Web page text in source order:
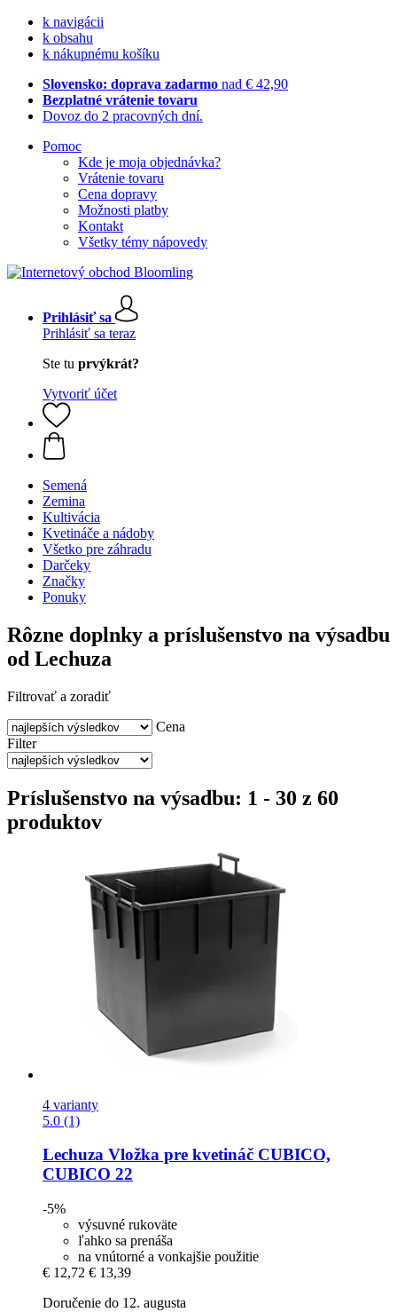
k navigácii
k obsahu
k nákupnému košíku
Slovensko: doprava zadarmo nad € 42,90
Bezplatné vrátenie tovaru
Dovoz do 2 pracovných dní.
Pomoc
Kde je moja objednávka?
Vrátenie tovaru
Cena dopravy
Možnosti platby
Kontakt
Všetky témy nápovedy
Prihlásiť sa
Prihlásiť sa teraz
Ste tu prvýkrát?
Vytvoriť účet
Semená
Zemina
Kultivácia
Kvetináče a nádoby
Všetko pre záhradu
Darčeky
Značky
Ponuky
Rôzne doplnky a príslušenstvo na výsadbu
od Lechuza
Filtrovať a zoradiť
Cena
Filter
Príslušenstvo na výsadbu: 1 - 30 z 60
produktov
4 varianty
5.0 (1)
Lechuza Vložka pre kvetináč CUBICO,
CUBICO 22
-5%
výsuvné rukoväte
ľahko sa prenáša
na vnútorné a vonkajšie použitie
€ 12,72 € 13,39
Doručenie do 12. augusta